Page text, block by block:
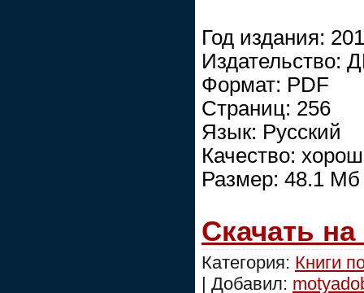
Год издания:
Издательство:
Формат: PDF
Страниц: 256
Язык: Русский
Качество:
Размер: 48.1 Мб
Скачать
Категория: Книги
| Добавил: